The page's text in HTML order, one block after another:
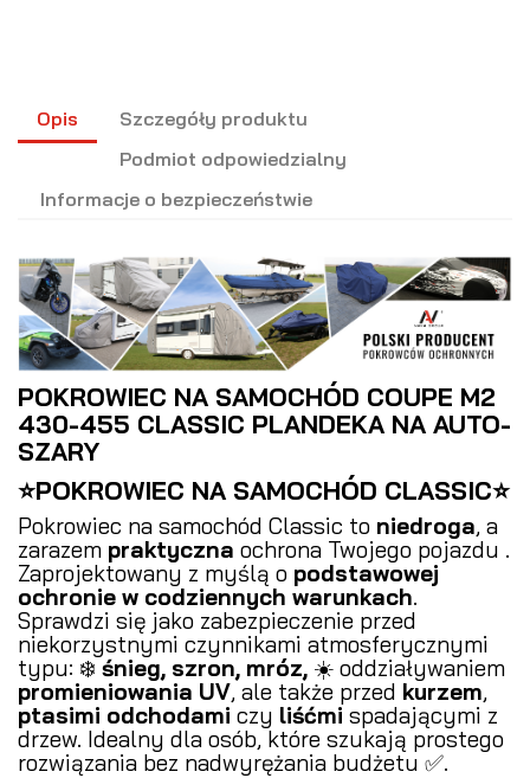
Opis
Szczegóły produktu
Podmiot odpowiedzialny
Informacje o bezpieczeństwie
POKROWIEC NA SAMOCHÓD COUPE M2
430-455 CLASSIC PLANDEKA NA AUTO-
SZARY
⭐POKROWIEC NA SAMOCHÓD CLASSIC⭐
Pokrowiec na samochód Classic to niedroga, a
zarazem praktyczna ochrona Twojego pojazdu .
Zaprojektowany z myślą o podstawowej
ochronie w codziennych warunkach.
Sprawdzi się jako zabezpieczenie przed
niekorzystnymi czynnikami atmosferycznymi
typu: ❄️ śnieg, szron, mróz, ☀️ oddziaływaniem
promieniowania UV, ale także przed kurzem,
ptasimi odchodami czy liśćmi spadającymi z
drzew. Idealny dla osób, które szukają prostego
rozwiązania bez nadwyrężania budżetu ✅.